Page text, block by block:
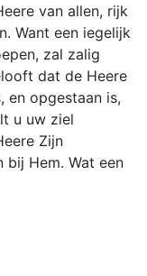
van allen, rijk
Want een iegelijk
zal zalig
dat de Heere
en opgestaan is,
u uw ziel
Zijn
bij Hem. Wat een